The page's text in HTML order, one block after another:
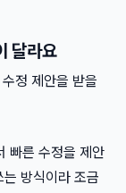
달라요
정 제안을 받을
빠른 수정을 제안
방식이라 조금